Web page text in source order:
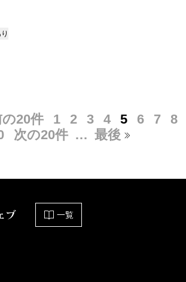
20件 1 2 3 4 5 6 7
8
次の20件 … 最後
ブ 一覧